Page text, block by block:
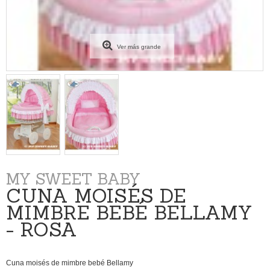
Ver más grande
MY SWEET BABY
CUNA MOISÉS DE
MIMBRE BEBÉ BELLAMY
- ROSA
Cuna moisés de mimbre bebé Bellamy